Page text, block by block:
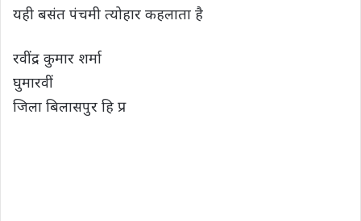
यही बसंत पंचमी त्योहार कहलाता है
रवींद्र कुमार शर्मा
घुमारवीं
जिला बिलासपुर हि प्र